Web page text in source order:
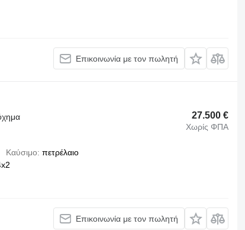
Επικοινωνία με τον πωλητή
27.500 €
Χωρίς ΦΠΑ
Καύσιμο πετρέλαιο
Επικοινωνία με τον πωλητή